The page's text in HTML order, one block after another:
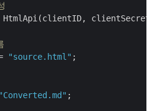
"source.html" ;
"Converted.md" ;